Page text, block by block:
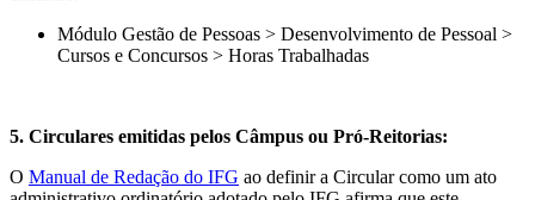
Módulo Gestão de Pessoas > Desenvolvimento de Pessoal >
Cursos e Concursos > Horas Trabalhadas
5. Circulares emitidas pelos Câmpus ou Pró-Reitorias:
O Manual de Redação do IFG ao definir a Circular como um ato